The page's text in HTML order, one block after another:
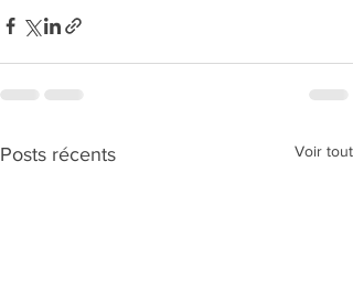
Posts récents Voir tout